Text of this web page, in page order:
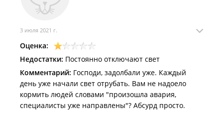
3 июля 2021 г.
Оценка:
Недостатки: Постоянно отключают свет
Комментарий: Господи, задолбали уже. Каждый
день уже начали свет отрубать. Вам не надоело
кормить людей словами "произошла авария,
специалисты уже направлены"? Абсурд просто.